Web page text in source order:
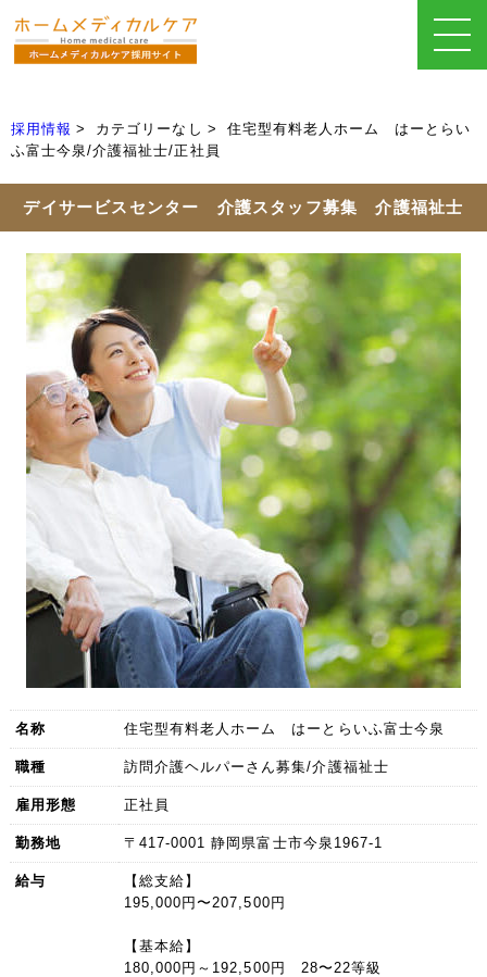
採用情報 カテゴリーなし
住宅型有料老人ホーム はーとらい
ふ富士今泉/介護福祉士/正社員
デイサービスセンター 介護スタッフ募集 介護福祉士
名称 住宅型有料老人ホーム はーとらいふ富士今泉
職種 訪問介護ヘルパーさん募集/介護福祉士
雇用形態 正社員
勤務地 〒417-0001 静岡県富士市今泉1967-1
給与
【総支給】
195,000円〜207,500円
【基本給】
180,000円～192,500円 28〜22等級